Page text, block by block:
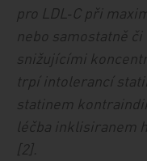
pro LDL‑C při
nebo samostatně
snižujícími
trpí intolerancí
statinem
léčba inklisiranem
[2].